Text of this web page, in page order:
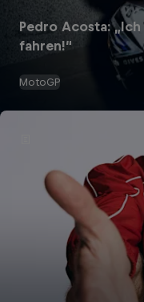
Pedro Acosta:
fahren!“
MotoGP